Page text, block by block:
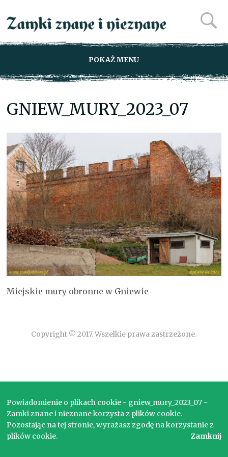
POKAŻ MENU
GNIEW_MURY_2023_07
Miejskie mury obronne w Gniewie
Copyright © 2017. Wszelkie prawa zastrzeżone.
Powiadomienie o plikach cookie - gniew_mury_2023_07 -
Zamki znane i nieznane korzysta z plików cookie.
Pozostając na tej stronie, wyrażasz zgodę na korzystanie z
plików cookie.
Zamknij